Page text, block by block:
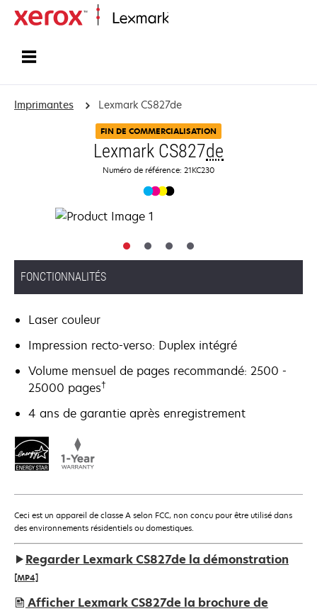
Imprimantes Lexmark CS827de
FIN DE COMMERCIALISATION
Lexmark CS827de
Numéro de référence: 21KC230
FONCTIONNALITÉS
Laser couleur
Impression recto-verso: Duplex intégré
Volume mensuel de pages recommandé: 2500 -
25000 pages†
4 ans de garantie après enregistrement
Ceci est un appareil de classe A selon FCC, non conçu pour être utilisé dans
des environnements résidentiels ou domestiques.
Regarder Lexmark CS827de la démonstration
[MP4]
Afficher Lexmark CS827de la brochure de